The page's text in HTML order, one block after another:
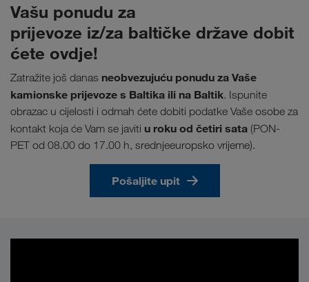
Vašu ponudu za
prijevoze iz/za baltičke države dobit
ćete ovdje!
Zatražite još danas neobvezujuću ponudu za Vaše
kamionske prijevoze s Baltika ili na Baltik. Ispunite
obrazac u cijelosti i odmah ćete dobiti podatke Vaše osobe za
kontakt koja će Vam se javiti u roku od četiri sata (PON-
PET od 08.00 do 17.00 h, srednjeeuropsko vrijeme).
Pošaljite upit